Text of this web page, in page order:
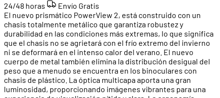
24/48 horas
Envío Gratis
El nuevo prismático PowerView 2, está construido con un
chasis totalmente metálico que garantiza robustez y
durabilidad en las condiciones más extremas, lo que significa
que el chasis no se agrietará con el frío extremo del invierno
ni se deformará en el intenso calor del verano. El nuevo
cuerpo de metal también elimina la distribución desigual del
peso que a menudo se encuentra en los binoculares con
chasis de plástico. La óptica multicapa aporta una gran
luminosidad, proporcionando imágenes vibrantes para una